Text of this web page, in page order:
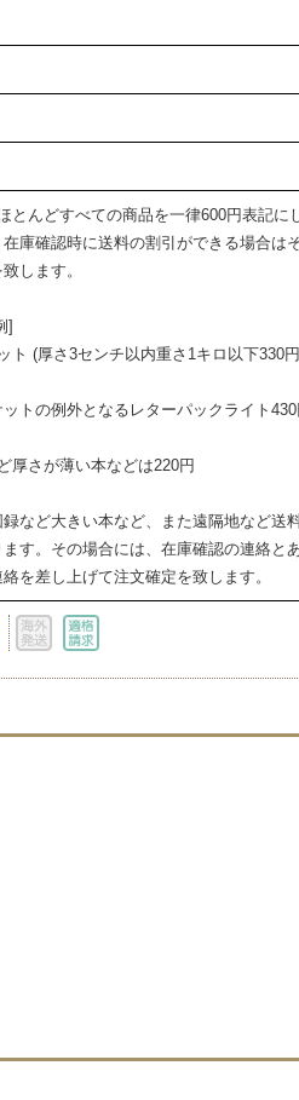
とんどすべての商品を一律600円表記に
在庫確認時に送料の割引ができる場合は
します。
]
ト (厚さ3センチ以内重さ1キロ以下330
トの例外となるレターパックライト430
厚さが薄い本などは220円
など大きい本など、また遠隔地など送
す。その場合には、在庫確認の連絡と
を差し上げて注文確定を致します。